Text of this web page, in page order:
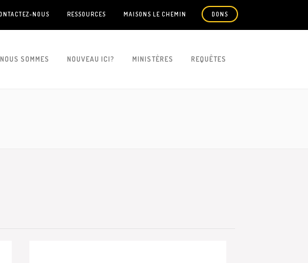
NOUS RESSOURCES MAISONS LE CHEMIN DONS
SOMMES NOUVEAU ICI? MINISTÈRES REQUÊTES